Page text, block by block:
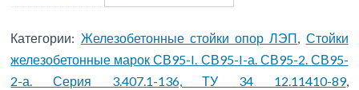
Категории: Железобетонные стойки опор ЛЭП, Стойки
железобетонные марок СВ95-I. СВ95-I-а. СВ95-2. СВ95-
2-а. Серия 3.407.1-136, ТУ 34 12.11410-89,